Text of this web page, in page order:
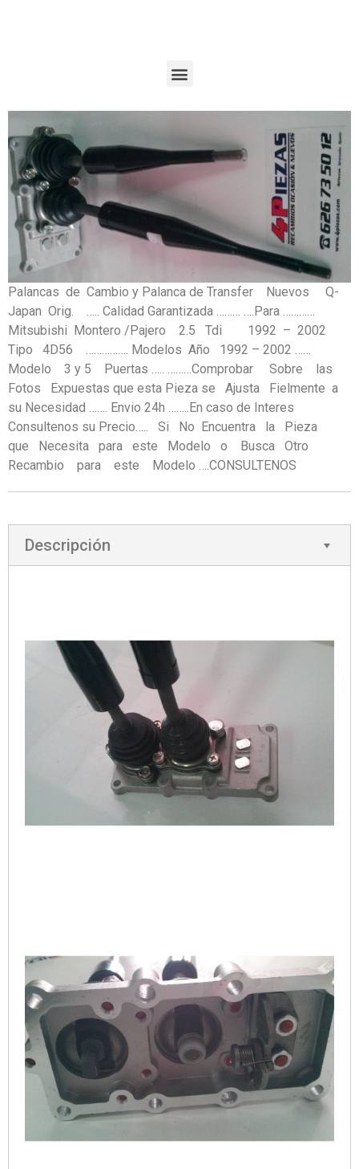
Palancas de Cambio y Palanca de Transfer Nuevos Q-
Japan Orig. ….. Calidad Garantizada ……… ….Para …………
Mitsubishi Montero /Pajero 2.5 Tdi 1992 – 2002
Tipo 4D56 ……………. Modelos Año 1992 – 2002 ……
Modelo 3 y 5 Puertas ….. ………Comprobar Sobre las
Fotos Expuestas que esta Pieza se Ajusta Fielmente a
su Necesidad ……. Envio 24h ……..En caso de Interes
Consultenos su Precio….. Si No Encuentra la Pieza
que Necesita para este Modelo o Busca Otro
Recambio para este Modelo ….CONSULTENOS
Descripción